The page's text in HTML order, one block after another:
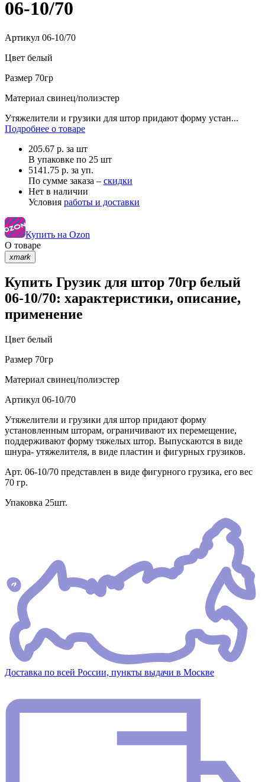
06-10/70
Артикул 06-10/70
Цвет белый
Размер 70гр
Материал свинец/полиэстер
Утяжелители и грузики для штор придают форму устан...
Подробнее о товаре
205.67 р. за шт
В упаковке по 25 шт
5141.75 р. за уп.
По сумме заказа – скидки
Нет в наличии
Условия работы и доставки
Купить на Ozon
О товаре
xmark
Купить Грузик для штор 70гр белый
06-10/70: характеристики, описание,
применение
Цвет белый
Размер 70гр
Материал свинец/полиэстер
Артикул 06-10/70
Утяжелители и грузики для штор придают форму
установленным шторам, ограничивают их перемещение,
поддерживают форму тяжелых штор. Выпускаются в виде
шнура- утяжелителя, в виде пластин и фигурных грузиков.
Арт. 06-10/70 представлен в виде фигурного грузика, его вес
70 гр.
Упаковка 25шт.
Доставка по всей России, пункты выдачи в Москве